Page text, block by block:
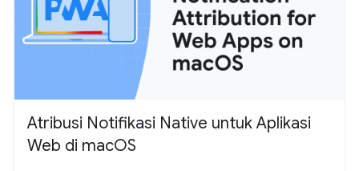
Atribusi Notifikasi Native untuk Aplikasi
Web di macOS